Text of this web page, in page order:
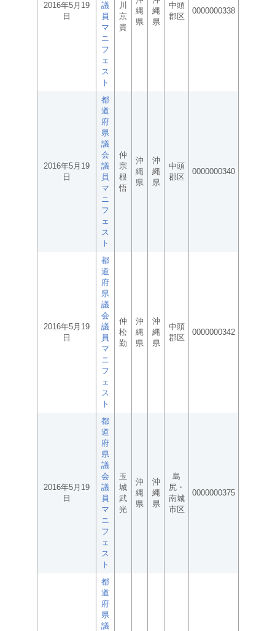
2016年5月19
日
議
員
マ
ニ
フ
ェ
ス
ト
川
京
貴
縄
県
縄
県
中頭
郡区
0000000338
2016年5月19
日
都
道
府
県
議
会
議
員
マ
ニ
フ
ェ
ス
ト
仲
宗
根
悟
沖
縄
県
沖
縄
県
中頭
郡区
0000000340
2016年5月19
日
都
道
府
県
議
会
議
員
マ
ニ
フ
ェ
ス
ト
仲
松
勤
沖
縄
県
沖
縄
県
中頭
郡区
0000000342
2016年5月19
日
都
道
府
県
議
会
議
員
マ
ニ
フ
ェ
ス
ト
玉
城
武
光
沖
縄
県
沖
縄
県
島
尻・
南城
市区
0000000375
都
道
府
県
議